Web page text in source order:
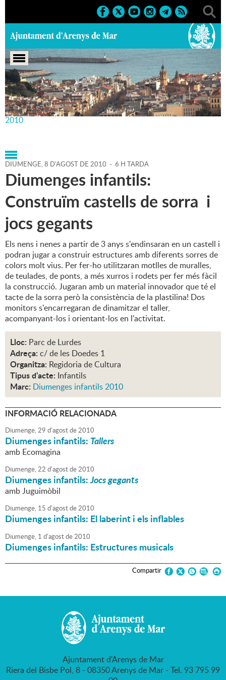
Portada > Agenda > 08-08-
2010 > Marcs > Culturals > 2010 > Diumenges infantils
2010
DIUMENGE,8 D'AGOST DE 2010 - 6 H TARDA
Diumenges infantils:
Construïm castells de sorra i
jocs gegants
Els nens i nenes a partir de 3 anys s'endinsaran en un castell i
podran jugar a construir estructures amb diferents sorres de
colors molt vius. Per fer-ho utilitzaran motlles de muralles,
de teulades, de ponts, a més xurros i rodets per fer més fàcil
la construcció. Jugaran amb un material innovador que té el
tacte de la sorra però la consistència de la plastilina! Dos
monitors s'encarregaran de dinamitzar el taller,
acompanyant-los i orientant-los en l'activitat.
Lloc: Parc de Lurdes
Adreça: c/ de les Doedes 1
Organitza: Regidoria de Cultura
Tipus d'acte: Infantils
Marc: Diumenges infantils 2010
INFORMACIÓ RELACIONADA
Diumenge,29 d'agostde2010
Diumenges infantils: Tallers
amb Ecomagina
Diumenge,22 d'agostde2010
Diumenges infantils:Jocs gegants
amb Juguimòbil
Diumenge, 15 d'agostde2010
Diumenges infantils: El laberint i els inflables
Diumenge, 1 d'agostde2010
Diumenges infantils: Estructures musicals
Compartir
Ajuntament d'Arenys de Mar
Riera del Bisbe Pol, 8 - 08350 Arenys de Mar - Tel. 93 795 99